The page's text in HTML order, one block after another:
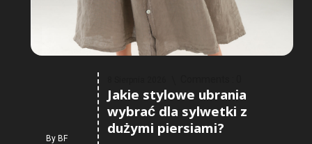
ByBF
Jakie stylowe ubrania
wybrać dla sylwetki z
dużymi piersiami?